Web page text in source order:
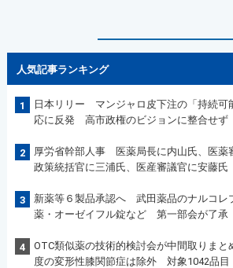
人気記事ランキング
1
日本リリー マンジャロ皮下注の「持続可
応に反発 高市政権のビジョンに整合せず
2
厚労省幹部人事 医薬局長に内山氏、医
政策統括官に三浦氏、医産審議官に安藤氏
3
新薬等６製品承認へ 武田薬品のナルコレ
薬・オーゼイフル錠など 第一部会が了承
4
OTC類似薬の技術的検討会が中間取りま
度の変形性膝関節症は除外 対象1042品目